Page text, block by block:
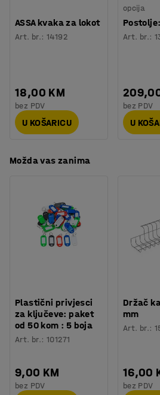
Montaža: Dolazi sastavljeno
Testirano: EN 16121:2023
ASSA kvaka za lokot
Art. br.:14192
18,00 KM
bez PDV
U KOŠARICU
opcija
Art. br.:
bez PDV
U
Možda vas zanima
Plastični privjesci
za ključeve: paket
od 50 kom : 5 boja
Art. br.:101271
9,00 KM
bez PDV
Držač
mm
Art. br.:
16,00
bez PDV